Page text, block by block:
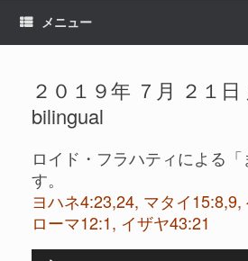
メニュー
２０１９年 ７月 ２１
bilingual
ロイド・フラハティによる
す。
ヨハネ4:23,24, マタイ
ローマ12:1, イザヤ43:21